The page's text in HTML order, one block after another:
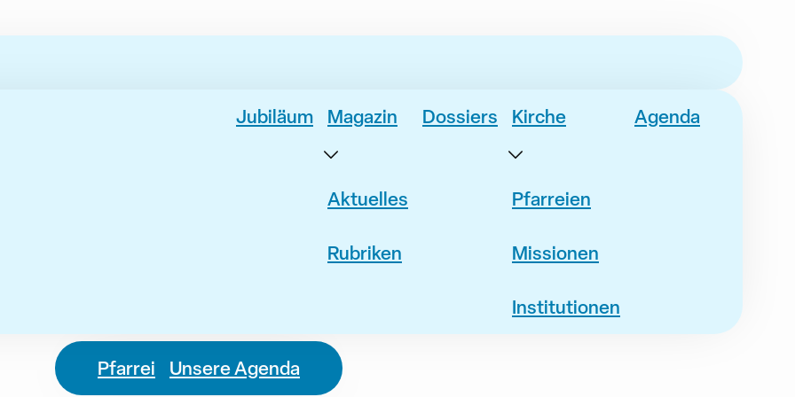
Jubiläum Magazin
Aktuelles
Rubriken
Dossiers Kirche
Pfarreien
Missionen
Institutionen
Agenda
Pfarrei Unsere Agenda